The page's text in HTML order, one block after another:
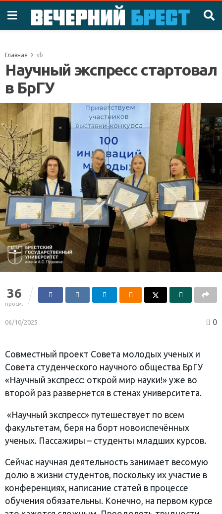
Главная vb
Научный экспресс стартовал
в БрГУ
36
просм.
06/10/2025 0
Совместный проект Совета молодых ученых и
Совета студенческого научного общества БрГУ
«Научный экспресс: открой мир науки!» уже во
второй раз развернется в стенах университета.
«Научный экспресс» путешествует по всем
факультетам, беря на борт новоиспечённых
ученых. Пассажиры – студенты младших курсов.
Сейчас научная деятельность занимает весомую
долю в жизни студентов, поскольку их участие в
конференциях, написание статей в процессе
обучения обязательны. Конечно, на первом курсе